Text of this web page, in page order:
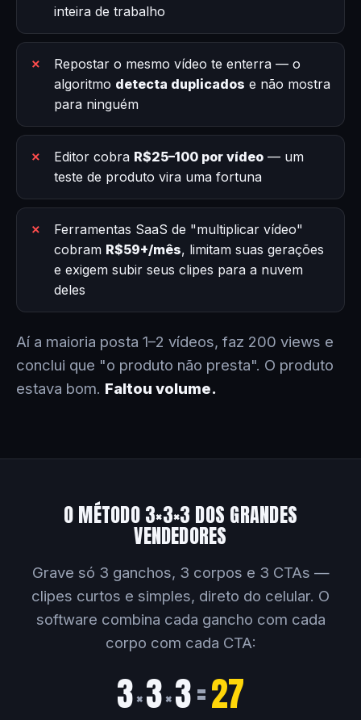
inteira de trabalho
Repostar o mesmo vídeo te enterra — o
algoritmo detecta duplicados e não mostra
para ninguém
Editor cobra R$25–100 por vídeo — um
teste de produto vira uma fortuna
Ferramentas SaaS de "multiplicar vídeo"
cobram R$59+/mês, limitam suas gerações
e exigem subir seus clipes para a nuvem
deles
Aí a maioria posta 1–2 vídeos, faz 200 views e
conclui que "o produto não presta". O produto
estava bom. Faltou volume.
O MÉTODO 3×3×3 DOS GRANDES
VENDEDORES
Grave só 3 ganchos, 3 corpos e 3 CTAs —
clipes curtos e simples, direto do celular. O
software combina cada gancho com cada
corpo com cada CTA:
3×3×3=27